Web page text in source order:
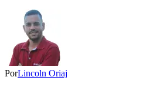
PorLincoln Oriaj